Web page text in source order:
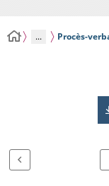
... Procès-